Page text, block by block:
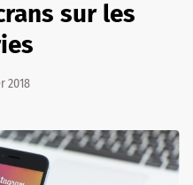
sur les
2018